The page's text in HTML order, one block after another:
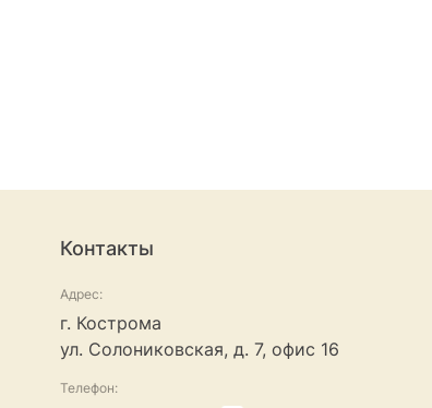
Контакты
Адрес:
г. Кострома
ул. Солониковская, д. 7, офис 16
Телефон: